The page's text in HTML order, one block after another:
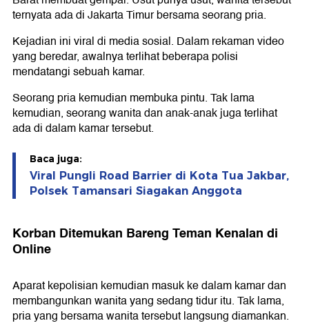
ternyata ada di Jakarta Timur bersama seorang pria.
Kejadian ini viral di media sosial. Dalam rekaman video
yang beredar, awalnya terlihat beberapa polisi
mendatangi sebuah kamar.
Seorang pria kemudian membuka pintu. Tak lama
kemudian, seorang wanita dan anak-anak juga terlihat
ada di dalam kamar tersebut.
Baca juga:
Viral Pungli Road Barrier di Kota Tua Jakbar,
Polsek Tamansari Siagakan Anggota
Korban Ditemukan Bareng Teman Kenalan di
Online
Aparat kepolisian kemudian masuk ke dalam kamar dan
membangunkan wanita yang sedang tidur itu. Tak lama,
pria yang bersama wanita tersebut langsung diamankan.